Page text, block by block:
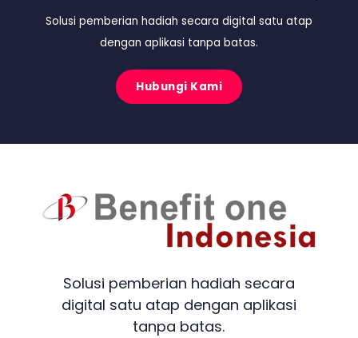
Solusi pemberian hadiah secara digital satu atap
dengan aplikasi tanpa batas.
Hubungi Kami
Solusi pemberian hadiah secara
digital satu atap dengan aplikasi
tanpa batas.